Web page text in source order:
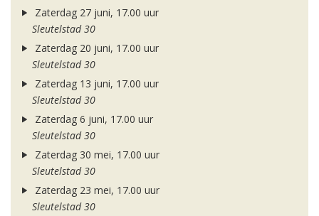
Zaterdag 27 juni, 17.00 uur
Sleutelstad 30
Zaterdag 20 juni, 17.00 uur
Sleutelstad 30
Zaterdag 13 juni, 17.00 uur
Sleutelstad 30
Zaterdag 6 juni, 17.00 uur
Sleutelstad 30
Zaterdag 30 mei, 17.00 uur
Sleutelstad 30
Zaterdag 23 mei, 17.00 uur
Sleutelstad 30